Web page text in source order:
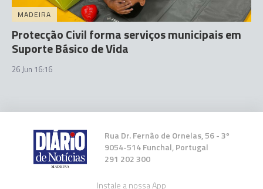
MADEIRA
Protecção Civil forma serviços municipais em
Suporte Básico de Vida
26 Jun 16:16
Rua Dr. Fernão de Ornelas, 56 - 3º
9054-514 Funchal, Portugal
291 202 300
Instale a nossa App